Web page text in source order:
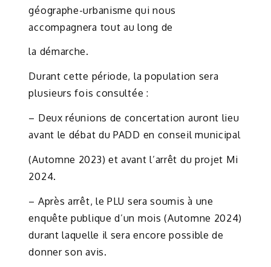
géographe-urbanisme qui nous
accompagnera tout au long de
la démarche.
Durant cette période, la population sera
plusieurs fois consultée :
– Deux réunions de concertation auront lieu
avant le débat du PADD en conseil municipal
(Automne 2023) et avant l’arrêt du projet Mi
2024.
– Après arrêt, le PLU sera soumis à une
enquête publique d’un mois (Automne 2024)
durant laquelle il sera encore possible de
donner son avis.